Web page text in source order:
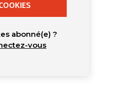
abonné(e) ?
vous